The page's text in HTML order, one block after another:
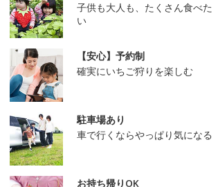
子供も大人も、たくさん食べた
い
【安心】予約制
確実にいちご狩りを楽しむ
駐車場あり
車で行くならやっぱり気になる
お持ち帰りOK